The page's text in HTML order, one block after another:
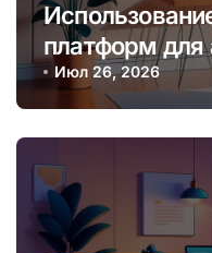
платформ для
создания
онлайн
Июл 26, 2026